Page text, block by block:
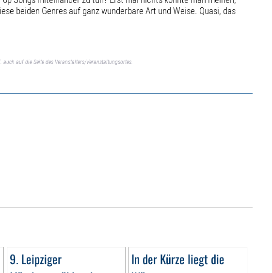
beiden Genres auf ganz wunderbare Art und Weise. Quasi, das
auf die Seite des Veranstalters/Veranstaltungsortes.
9. Leipziger
In der Kürze liegt die